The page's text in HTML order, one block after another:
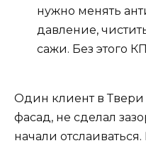
нужно менять
давление,
сажи. Без этого
Один клиент в Твери
фасад, не сделал
начали